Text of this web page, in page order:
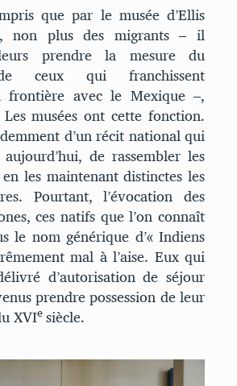
que par le musée d’Ellis
non plus des migrants – il
prendre la mesure du
ceux qui franchissent
frontière avec le Mexique –,
musées ont cette fonction.
d’un récit national qui
de rassembler les
les maintenant distinctes les
Pourtant, l’évocation des
ces natifs que l’on connaît
le nom générique d’« Indiens
mal à l’aise. Eux qui
d’autorisation de séjour
prendre possession de leur
XVIesiècle.